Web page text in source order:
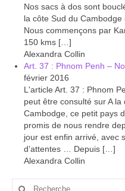
Nos sacs à dos sont
la côte Sud du Cambodge
Nous commençons par
150 kms […]
Alexandra Collin
Art. 37 : Phnom Penh –
février 2016
L'article Art. 37 : Phnom
peut être consulté sur A
Cambodge, ce petit pays
promis de nous rendre
jour est enfin arrivé, avec
d’attentes … Depuis […]
Alexandra Collin
Rechercher